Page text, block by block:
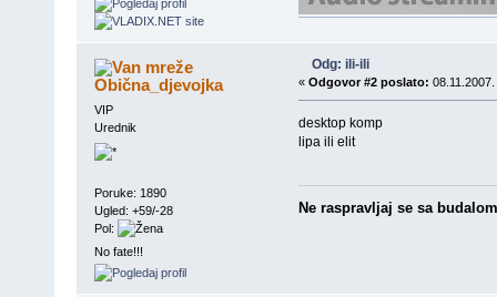
Obična_djevojka
VIP
Urednik
Poruke: 1890
Ugled: +59/-28
Pol:
No fate!!!
Odg: ili-ili
« Odgovor #2 poslato:
desktop komp
lipa ili elit
Ne raspravljaj se sa